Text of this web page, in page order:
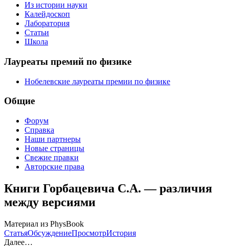
Из истории науки
Калейдоскоп
Лаборатория
Статьи
Школа
Лауреаты премий по физике
Нобелевские лауреаты премии по физике
Общие
Форум
Справка
Наши партнеры
Новые страницы
Свежие правки
Авторские права
Книги Горбацевича С.А. — различия
между версиями
Материал из PhysBook
СтатьяОбсуждениеПросмотрИстория
Далее…